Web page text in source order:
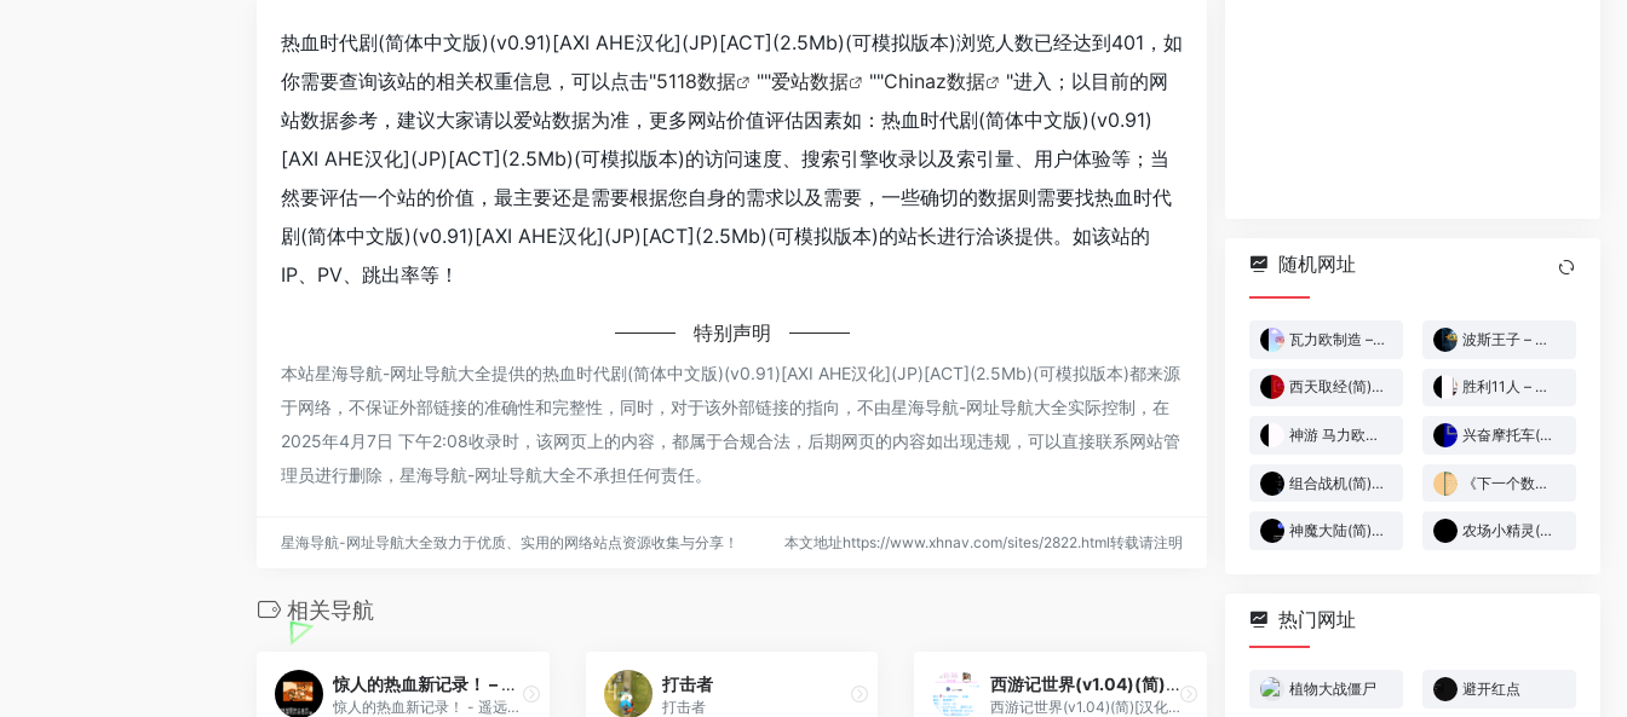
热血时代剧(简体中文版)(v0.91)[AXI AHE汉化](JP)[ACT](2.5Mb)(可模拟版本)浏览人数已经达到401，如
你需要查询该站的相关权重信息，可以点击"5118数据 ""爱站数据 ""Chinaz数据
"进入；以目前的网
站数据参考，建议大家请以爱站数据为准，更多网站价值评估因素如：热血时代剧(简体中文版)(v0.91)
[AXI AHE汉化](JP)[ACT](2.5Mb)(可模拟版本)的访问速度、搜索引擎收录以及索引量、用户体验等；当
然要评估一个站的价值，最主要还是需要根据您自身的需求以及需要，一些确切的数据则需要找热血时代
剧(简体中文版)(v0.91)[AXI AHE汉化](JP)[ACT](2.5Mb)(可模拟版本)的站长进行洽谈提供。如该站的
IP、PV、跳出率等！
特别声明
本站星海导航-网址导航大全提供的热血时代剧(简体中文版)(v0.91)[AXI AHE汉化](JP)[ACT](2.5Mb)(可模拟版本)都来源
于网络，不保证外部链接的准确性和完整性，同时，对于该外部链接的指向，不由星海导航-网址导航大全实际控制，在
2025年4月7日 下午2:08收录时，该网页上的内容，都属于合规合法，后期网页的内容如出现违规，可以直接联系网站管
理员进行删除，星海导航-网址导航大全不承担任何责任。
星海导航-网址导航大全致力于优质、实用的网络站点资源收集与分享！ 本文地址https://www.xhnav.com/sites/2822.html转载请注明
相关导航
惊人的热血新记录！ – 遥远的金牌(v2.0)(繁)[热血的鱼缸](JP)[SPG](4Mb)
惊人的热血新记录！ - 遥远的金牌(v2.0)(繁)[热血的鱼缸](JP)[SPG](4Mb)
打击者
打击者
西游记世界(v1.04)(简)[汉化你妹](JP)[ACT](2Mb)
西游记世界(v1.04)(简)[汉化你妹](JP)[ACT](2Mb)
随机网址
瓦力欧制造 – 迷你游戏大合集![Baicj](简)(US)(65.5Mb) 波斯王子 – 时之沙[Flyeyes&灰米&恒星月](简)(US)(64.85Mb)
西天取经(简)[小天才](CN)[ACT](1Mb) 胜利11人 – 实况足球[Swelin&6lay&Guys&Punkemnx](简)(JP)(64Mb)
神游 马力欧卡丁车 超级赛道[未发售](简)(64Mb) 兴奋摩托车(简)[F0REVERD](JU)[RAC](0.18Mb)
组合战机(简)[高伟](US)[STG](0.5Mb) 《下一个数字》
神魔大陆(简)[晶科泰](CN)[RPG](8Mb) 农场小精灵(简)[南晶科技](CN)[RPG](16Mb)
热门网址
植物大战僵尸 避开红点